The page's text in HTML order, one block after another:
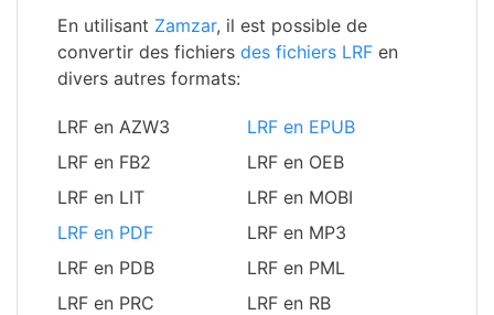
En utilisant Zamzar, il est possible de
convertir des fichiers des fichiers LRF en
divers autres formats:
LRF en AZW3
LRF en EPUB
LRF en FB2
LRF en OEB
LRF en LIT
LRF en MOBI
LRF en PDF
LRF en MP3
LRF en PDB
LRF en PML
LRF en PRC
LRF en RB